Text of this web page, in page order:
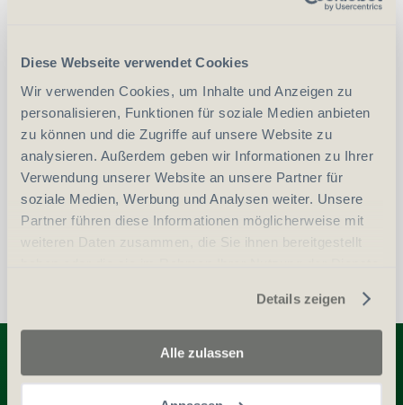
Diese Webseite verwendet Cookies
Wir verwenden Cookies, um Inhalte und Anzeigen zu
personalisieren, Funktionen für soziale Medien anbieten
zu können und die Zugriffe auf unsere Website zu
analysieren. Außerdem geben wir Informationen zu Ihrer
Verwendung unserer Website an unsere Partner für
soziale Medien, Werbung und Analysen weiter. Unsere
Partner führen diese Informationen möglicherweise mit
weiteren Daten zusammen, die Sie ihnen bereitgestellt
Details zeigen
Alle zulassen
vergleichen
Anzahl Stück - +
In den Warenkorb
Entdecken Sie weitere Produkte